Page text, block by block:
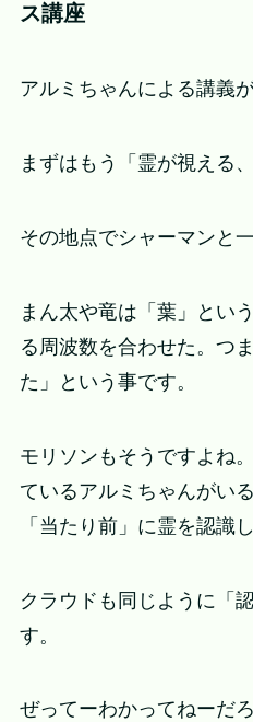
ス講座
アルミちゃんによる講義
まずはもう「霊が視える
その地点でシャーマンと
まん太や竜は「葉」とい
る周波数を合わせた。つ
た」という事です。
モリソンもそうですよね
ているアルミちゃんがい
「当たり前」に霊を認識
クラウドも同じように「
す。
ぜってーわかってねーだ